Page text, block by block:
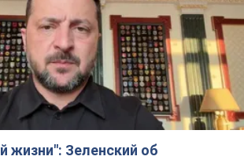
жизни": Зеленский об